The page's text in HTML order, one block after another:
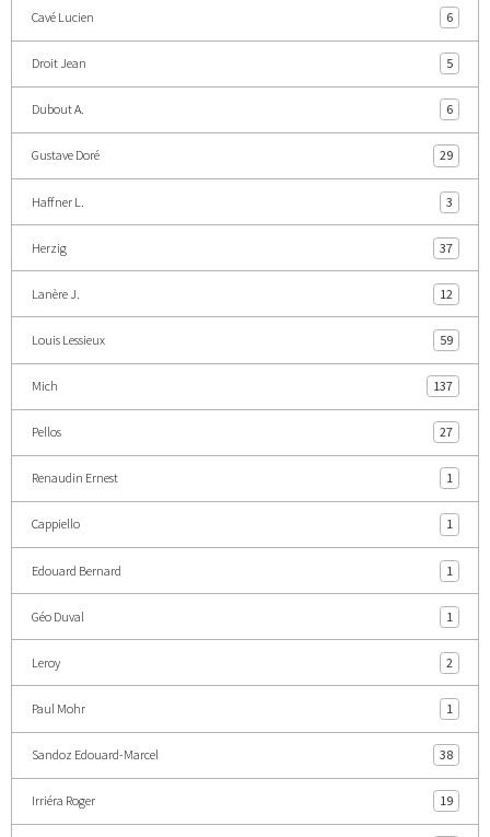
Cavé Lucien 6
Droit Jean 5
Dubout A. 6
Gustave Doré 29
Haffner L. 3
Herzig 37
Lanère J. 12
Louis Lessieux 59
Mich 137
Pellos 27
Renaudin Ernest 1
Cappiello 1
Edouard Bernard 1
Géo Duval 1
Leroy 2
Paul Mohr 1
Sandoz Edouard-Marcel 38
Irriéra Roger 19